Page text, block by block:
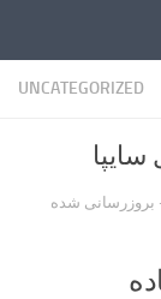
UNCATEGORIZED
· بروزرسانی شده